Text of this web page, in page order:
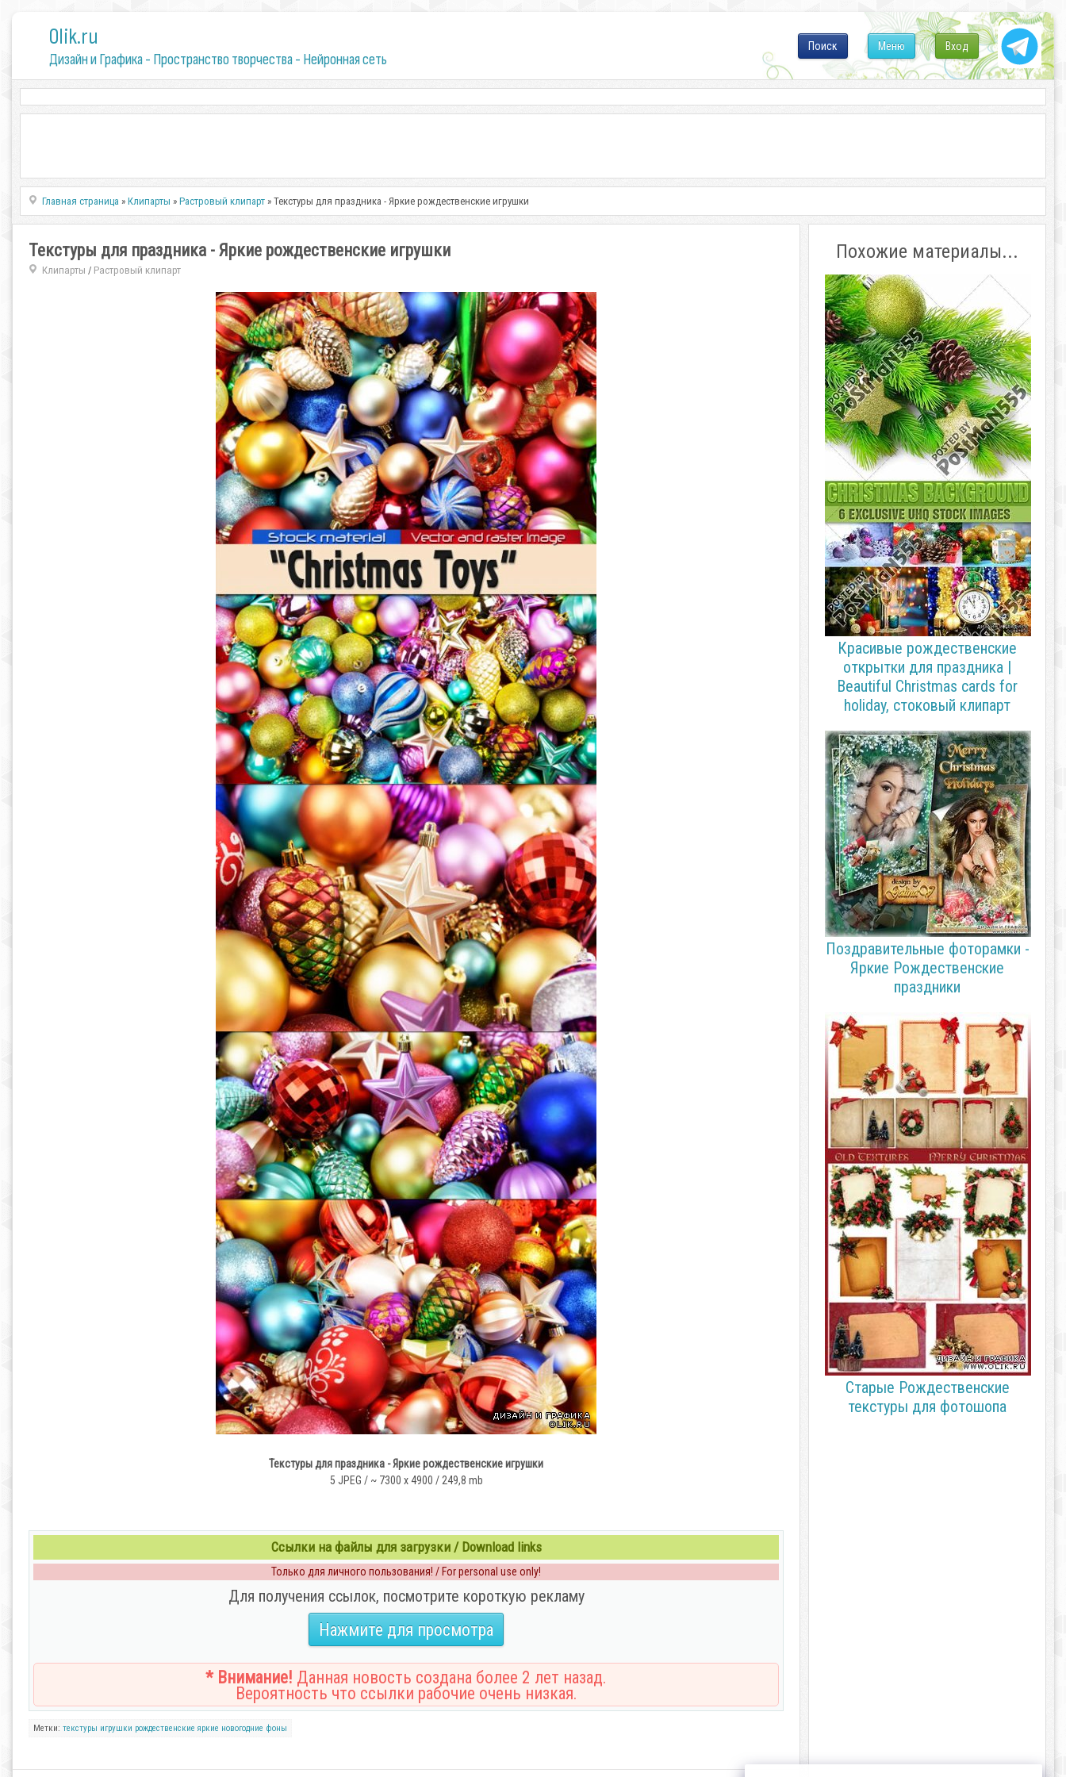
0lik.ru
Дизайн и Графика - Пространство творчества - Нейронная сеть
Вход
Меню
Поиск
Главная страница »Клипарты »Растровый клипарт » Текстуры для праздника - Яркие рождественские игрушки
Текстуры для праздника - Яркие рождественские игрушки
Клипарты / Растровый клипарт
Текстуры для праздника - Яркие рождественские игрушки
5 JPEG / ~ 7300 x 4900 / 249,8 mb
Ссылки на файлы для загрузки / Download links
Только для личного пользования! / For personal use only!
Для получения ссылок, посмотрите короткую рекламу
Нажмите для просмотра
* Внимание! Данная новость создана более 2 лет назад.
Вероятность что ссылки рабочие очень низкая.
Метки: текстуры игрушки рождественские яркие новогодние фоны
Похожие материалы...
Красивые рождественские
открытки для праздника |
Beautiful Christmas cards for
holiday, стоковый клипарт
Поздравительные фоторамки -
Яркие Рождественские
праздники
Старые Рождественские
текстуры для фотошопа